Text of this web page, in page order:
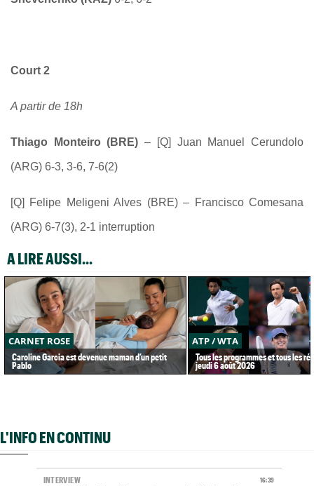
Court 2
A partir de 18h
Thiago Monteiro (BRE)– [Q] Juan Manuel Cerundolo
(ARG) 6-3, 3-6, 7-6(2)
[Q] Felipe Meligeni Alves (BRE) – Francisco Comesana
(ARG) 6-7(3), 2-1 interruption
A LIRE AUSSI...
CARNET ROSE
Caroline Garcia est devenue maman d’un petit
Pablo
ATP / WTA
Tous les programmes et tous les
jeudi 6 août 2026
L'INFO EN CONTINU
16:39
INTERVIEW